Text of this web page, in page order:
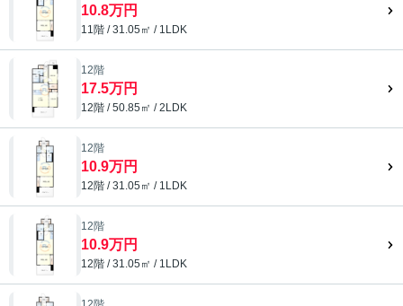
10.8万円
11階 / 31.05㎡ / 1LDK
12階
17.5万円
12階 / 50.85㎡ / 2LDK
12階
10.9万円
12階 / 31.05㎡ / 1LDK
12階
10.9万円
12階 / 31.05㎡ / 1LDK